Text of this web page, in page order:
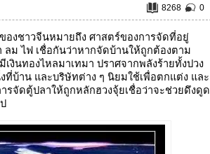
0
8268
องชาวจีนหมายถึง ศาสตร์ของการจัดที่อยู่
ม ไฟ เชื่อกันว่าหากจัดบ้านให้ถูกต้องตาม
เงินทองไหลมาเทมา ปราศจากพลังร้ายทั้งปวง
ที่บ้าน และบริษัทต่าง ๆ นิยมใช้เพื่อตกแต่ง และ
รจัดตู้ปลาให้ถูกหลักฮวงจุ้ยเชื่อว่าจะช่วยดึงดูด